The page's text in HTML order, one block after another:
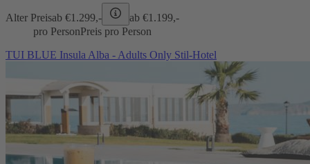
Alter Preisab €1.299,- ab €1.199,-
pro PersonPreis pro Person
TUI BLUE Insula Alba - Adults Only Stil-Hotel